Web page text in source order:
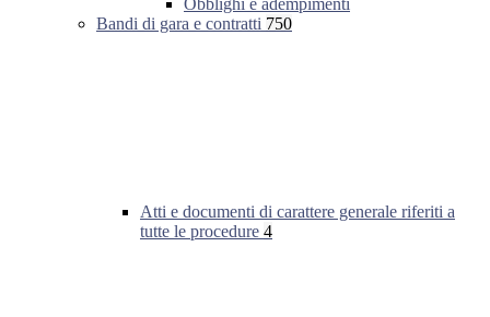
Obblighi e adempimenti
Bandi di gara e contratti 750
Atti e documenti di carattere generale riferiti a
tutte le procedure 4